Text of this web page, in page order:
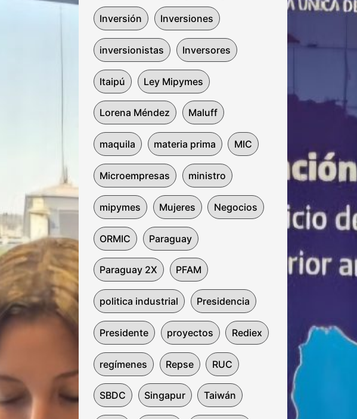
Inversión Inversiones
inversionistas Inversores
Itaipú Ley Mipymes
Lorena Méndez Maluff
maquila materia prima MIC
Microempresas ministro
mipymes Mujeres Negocios
ORMIC Paraguay
Paraguay 2X PFAM
politica industrial Presidencia
Presidente proyectos Rediex
regímenes Repse RUC
SBDC Singapur Taiwán